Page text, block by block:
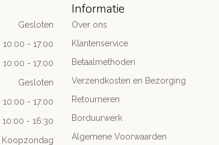
Gesloten
10:00 - 17:00
10:00 - 17:00
Gesloten
10:00 - 17:00
10:00 - 16:30
Koopzondag
Informatie
Over ons
Klantenservice
Betaalmethoden
Verzendkosten en Bezorging
Retourneren
Borduurwerk
Algemene Voorwaarden